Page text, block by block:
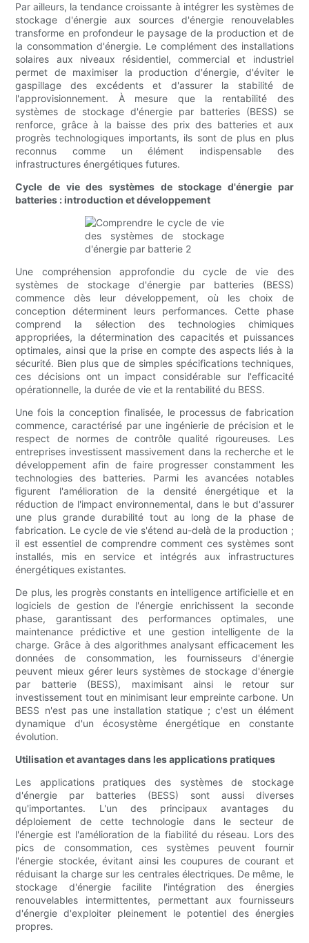
Par ailleurs, la tendance croissante à intégrer les systèmes de
stockage d'énergie aux sources d'énergie renouvelables
transforme en profondeur le paysage de la production et de
la consommation d'énergie. Le complément des installations
solaires aux niveaux résidentiel, commercial et industriel
permet de maximiser la production d'énergie, d'éviter le
gaspillage des excédents et d'assurer la stabilité de
l'approvisionnement. À mesure que la rentabilité des
systèmes de stockage d'énergie par batteries (BESS) se
renforce, grâce à la baisse des prix des batteries et aux
progrès technologiques importants, ils sont de plus en plus
reconnus comme un élément indispensable des
infrastructures énergétiques futures.
Cycle de vie des systèmes de stockage d'énergie par
batteries : introduction et développement
Une compréhension approfondie du cycle de vie des
systèmes de stockage d'énergie par batteries (BESS)
commence dès leur développement, où les choix de
conception déterminent leurs performances. Cette phase
comprend la sélection des technologies chimiques
appropriées, la détermination des capacités et puissances
optimales, ainsi que la prise en compte des aspects liés à la
sécurité. Bien plus que de simples spécifications techniques,
ces décisions ont un impact considérable sur l'efficacité
opérationnelle, la durée de vie et la rentabilité du BESS.
Une fois la conception finalisée, le processus de fabrication
commence, caractérisé par une ingénierie de précision et le
respect de normes de contrôle qualité rigoureuses. Les
entreprises investissent massivement dans la recherche et le
développement afin de faire progresser constamment les
technologies des batteries. Parmi les avancées notables
figurent l'amélioration de la densité énergétique et la
réduction de l'impact environnemental, dans le but d'assurer
une plus grande durabilité tout au long de la phase de
fabrication. Le cycle de vie s'étend au-delà de la production ;
il est essentiel de comprendre comment ces systèmes sont
installés, mis en service et intégrés aux infrastructures
énergétiques existantes.
De plus, les progrès constants en intelligence artificielle et en
logiciels de gestion de l'énergie enrichissent la seconde
phase, garantissant des performances optimales, une
maintenance prédictive et une gestion intelligente de la
charge. Grâce à des algorithmes analysant efficacement les
données de consommation, les fournisseurs d'énergie
peuvent mieux gérer leurs systèmes de stockage d'énergie
par batterie (BESS), maximisant ainsi le retour sur
investissement tout en minimisant leur empreinte carbone. Un
BESS n'est pas une installation statique ; c'est un élément
dynamique d'un écosystème énergétique en constante
évolution.
Utilisation et avantages dans les applications pratiques
Les applications pratiques des systèmes de stockage
d'énergie par batteries (BESS) sont aussi diverses
qu'importantes. L'un des principaux avantages du
déploiement de cette technologie dans le secteur de
l'énergie est l'amélioration de la fiabilité du réseau. Lors des
pics de consommation, ces systèmes peuvent fournir
l'énergie stockée, évitant ainsi les coupures de courant et
réduisant la charge sur les centrales électriques. De même, le
stockage d'énergie facilite l'intégration des énergies
renouvelables intermittentes, permettant aux fournisseurs
d'énergie d'exploiter pleinement le potentiel des énergies
propres.